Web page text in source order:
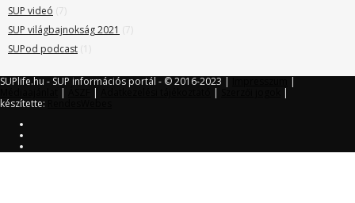
SUP videó (7)
SUP világbajnokság 2021 (7)
SUPod podcast (1)
SUPlife.hu - SUP információs portál - © 2016-2023 |
készítette: